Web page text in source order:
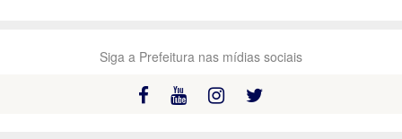
Siga a Prefeitura nas mídias sociais